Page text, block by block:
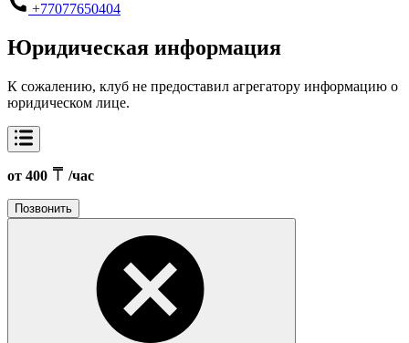
+77077650404
Юридическая информация
К сожалению, клуб не предоставил агрегатору информацию о
юридическом лице.
от 400 /час
Позвонить